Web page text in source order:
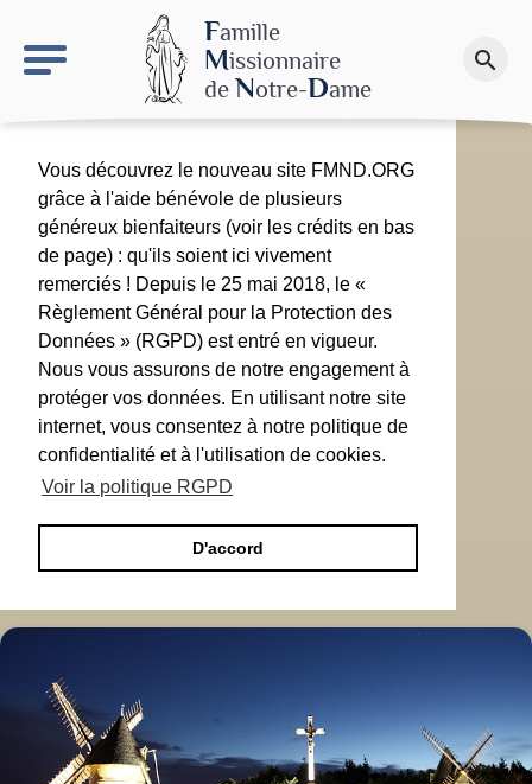
Famille
Missionnaire
de Notre-Dame
search
Faire un don
Vous découvrez le nouveau site FMND.ORG
grâce à l'aide bénévole de plusieurs
généreux bienfaiteurs (voir les crédits en bas
de page) : qu'ils soient ici vivement
remerciés ! Depuis le 25 mai 2018, le «
Règlement Général pour la Protection des
Données » (RGPD) est entré en vigueur.
Nous vous assurons de notre engagement à
protéger vos données. En utilisant notre site
internet, vous consentez à notre politique de
confidentialité et à l'utilisation de cookies.
Voir la politique RGPD
D'accord